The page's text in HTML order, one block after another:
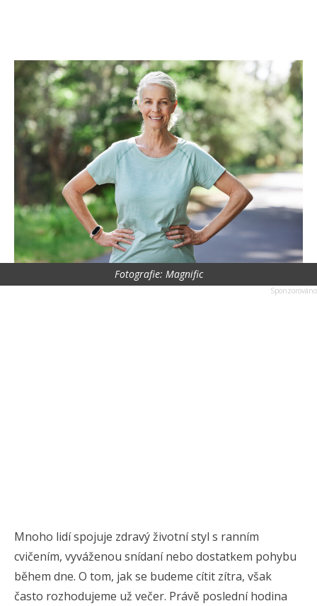
Fotografie: Magnific
Mnoho lidí spojuje zdravý životní styl s ranním
cvičením, vyváženou snídaní nebo dostatkem pohybu
během dne. O tom, jak se budeme cítit zítra, však
často rozhodujeme už večer. Právě poslední hodina